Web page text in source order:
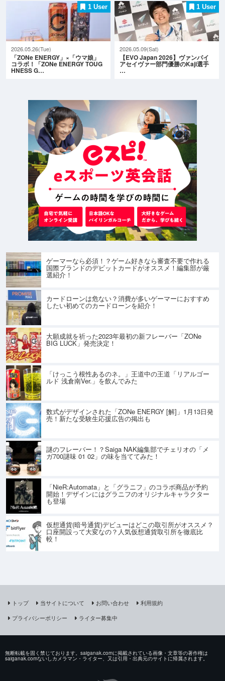
1 User
2026.05.26(Tue)
「ZONe ENERGY」×「ウマ娘」
コラボ！「ZONe ENERGY TOUG
HNESS G…
1 User
2026.05.09(Sat)
【EVO Japan 2026】ヴァンパイ
アセイヴァー部門優勝のKaji選手
…
ゲーマーなら必須！？ゲーム好きなら審査不要で作れる
国際ブランドのデビットカードがオススメ！編集部が厳
選紹介！
カードローンは危ない？消費が多いゲーマーにおすすめ
したい初めてのカードローンを紹介！
大願成就を祈った2023年最初の新フレーバー「ZONe
BIG LUCK」発売決定！
「けっこう根性あるのネ。」王道中の王道「リアルゴー
ルド 浅倉南Ver.」を飲んでみた
数式がデザインされた「ZONe ENERGY [解]」1月13日発
売！新たな受験生応援広告の掲出も
謎のフレーバー！？Saiga NAK編集部でチェリオの「メ
ガ700謎味 01 02」の味を当ててみた！
「NieR:Automata」と「グラニフ」のコラボ商品が予約
開始！デザインにはグラニフのオリジナルキャラクター
も登場
仮想通貨(暗号通貨)デビューはどこの取引所がオススメ？
口座開設って大変なの？人気仮想通貨取引所を徹底比
較！
トップ 当サイトについて お問い合わせ
利用規約
プライバシーポリシー
ライター募集中
無断転載を固く禁じております。saiganak.comに掲載されている画像・文章等の著作権は
saiganak.comないしカメラマン・ライター、又は引用・出典元のサイトに帰属されます。